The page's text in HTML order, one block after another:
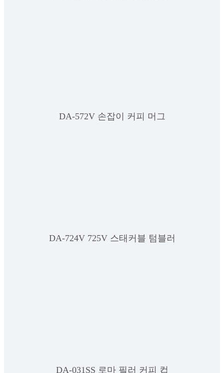
DA-572V 손잡이 커피 머그
DA-724V 725V 스태커블 텀블러
DA-031SS 로마 필러 커피 컵